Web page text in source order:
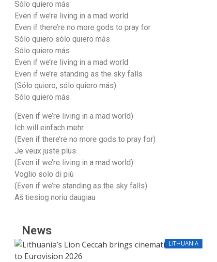
Sólo quiero más
Even if we’re living in a mad world
Even if there’re no more gods to pray for
Sólo quiero sólo quiero más
Sólo quiero más
Even if we’re living in a mad world
Even if we’re standing as the sky falls
(Sólo quiero, sólo quiero más)
Sólo quiero más
(Even if we’re living in a mad world)
Ich will einfach mehr
(Even if there’re no more gods to pray for)
Je veux juste plus
(Even if we’re living in a mad world)
Voglio solo di più
(Even if we’re standing as the sky falls)
Aš tieѕiog noriu daugiаu
News
LITHUANIA